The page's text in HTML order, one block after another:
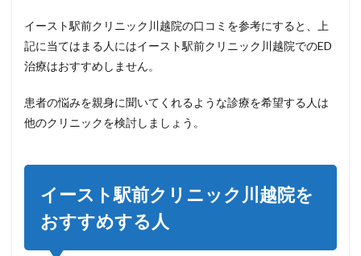
イースト駅前クリニック川越院の口コミを参考にすると、上
記に当てはまる人にはイースト駅前クリニック川越院でのED
治療はおすすめしません。
患者の悩みを親身に聞いてくれるような診療を希望する人は
他のクリニックを検討しましょう。
イースト駅前クリニック川越院を
おすすめする人